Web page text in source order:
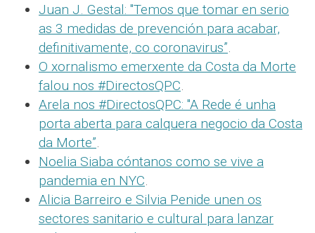
Juan J. Gestal: "Temos que tomar en serio
as 3 medidas de prevención para acabar,
definitivamente, co coronavirus”.
O xornalismo emerxente da Costa da Morte
falou nos #DirectosQPC.
Arela nos #DirectosQPC: "A Rede é unha
porta aberta para calquera negocio da Costa
da Morte”.
Noelia Siaba cóntanos como se vive a
pandemia en NYC.
Alicia Barreiro e Silvia Penide unen os
sectores sanitario e cultural para lanzar